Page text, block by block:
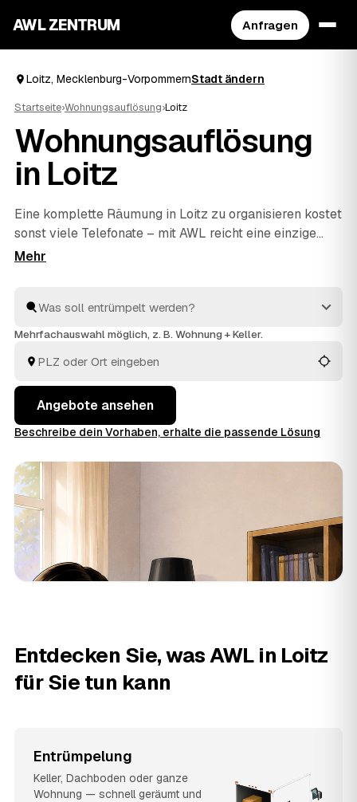
AWL ZENTRUM Anfragen
Loitz, Mecklenburg-VorpommernStadt ändern
Startseite›Wohnungsauflösung›Loitz
Wohnungsauflösung
in Loitz
Eine komplette Räumung in Loitz zu organisieren kostet
sonst viele Telefonate – mit AWL reicht eine einzige
Anfrage. Sie sagen, was weg soll, und bekommen
letzten Karton bis zur besenreinen Übergabe an Ihren
Vermieter kümmern sich die Profis um alles. Sie wählen
Mehrfachauswahl möglich, z. B. Wohnung + Keller.
Angebote ansehen
Beschreibe dein Vorhaben, erhalte die passende Lösung
Entdecken Sie, was AWL in Loitz
für Sie tun kann
Entrümpelung
Keller, Dachboden oder ganze
Wohnung — schnell geräumt und